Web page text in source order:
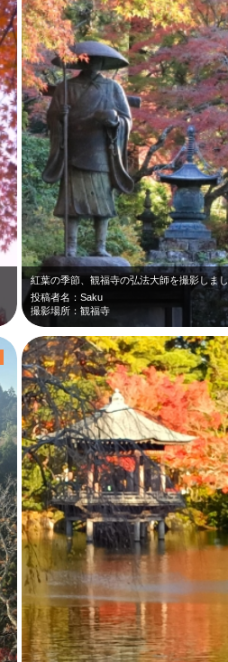
紅葉の季節、観福寺の弘法大師を撮影しま
投稿者名：Saku
撮影場所：観福寺